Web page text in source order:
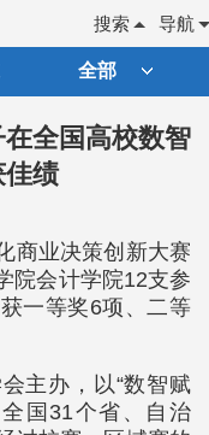
导航
搜索
全部
在全国高校数智
绩
商业决策创新大赛
院会计学院12支参
一等奖6项、二等
主办，以“数智赋
国31个省、自治